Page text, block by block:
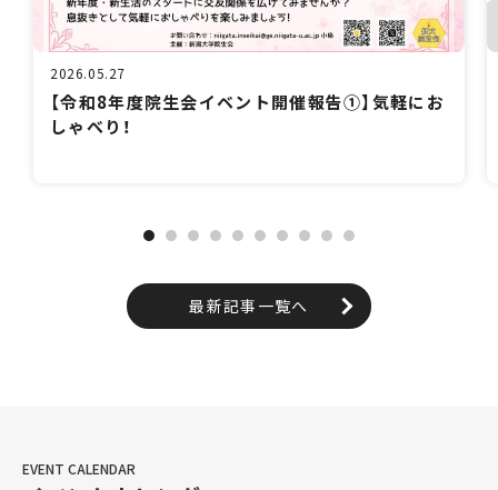
2026.05.27
【令和8年度院生会イベント開催報告①】気軽にお
しゃべり！
最新記事一覧へ